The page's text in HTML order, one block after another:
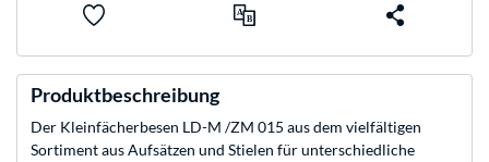
Produktbeschreibung
Der Kleinfächerbesen LD-M /ZM 015 aus dem vielfältigen
Sortiment aus Aufsätzen und Stielen für unterschiedliche